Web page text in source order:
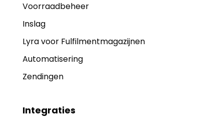
Voorraadbeheer
Inslag
Lyra voor Fulfilmentmagazijnen
Automatisering
Zendingen
Integraties